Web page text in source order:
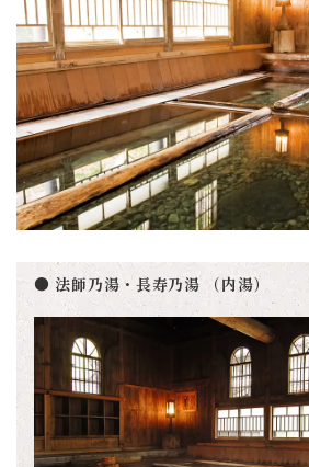
● 法師乃湯・長寿乃湯 （内湯）